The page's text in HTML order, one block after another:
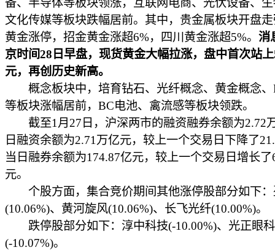
备、半导体等板块领涨，互联网电商、光伏设备、
文化传媒等板块跌幅居前。其中，贵金属板块开盘
黄金涨停，招金黄金涨超6%，四川黄金涨超5%。 消
京时间28日早盘，现货黄金大幅拉涨，盘中首次站
元，再创历史新高。
概念板块中，培育钻石、光纤概念、黄金概念、
等板块涨幅居前，BC电池、禽流感等板块领跌。
截至1月27日，沪深两市的融资融券余额为2.72
日融资余额为2.71万亿元，较上一个交易日下降了
当日融券余额为174.87亿元，较上一个交易日增长了
元。
个股方面，集合竞价期间其他涨停股部分如下：
(10.06%)、黄河旋风(10.06%)、长飞光纤(10.00%)。
跌停股部分如下：淳中科技(-10.00%)、光正眼科
(-10.07%)。